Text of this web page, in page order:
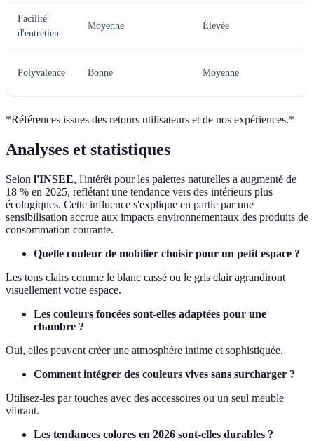
Facilité
d'entretien
Moyenne Élevée
Polyvalence Bonne Moyenne
*Références issues des retours utilisateurs et de nos expériences.*
Analyses et statistiques
Selon l'INSEE, l'intérêt pour les palettes naturelles a augmenté de
18 % en 2025, reflétant une tendance vers des intérieurs plus
écologiques. Cette influence s'explique en partie par une
sensibilisation accrue aux impacts environnementaux des produits de
consommation courante.
Quelle couleur de mobilier choisir pour un petit espace ?
Les tons clairs comme le blanc cassé ou le gris clair agrandiront
visuellement votre espace.
Les couleurs foncées sont-elles adaptées pour une
chambre ?
Oui, elles peuvent créer une atmosphère intime et sophistiquée.
Comment intégrer des couleurs vives sans surcharger ?
Utilisez-les par touches avec des accessoires ou un seul meuble
vibrant.
Les tendances colores en 2026 sont-elles durables ?